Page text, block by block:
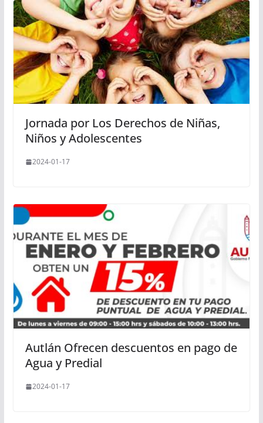
Jornada por Los Derechos de Niñas,
Niños y Adolescentes
2024-01-17
Autlán Ofrecen descuentos en pago de
Agua y Predial
2024-01-17